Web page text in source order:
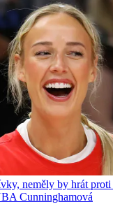
neměly by hrát
Cunninghamová